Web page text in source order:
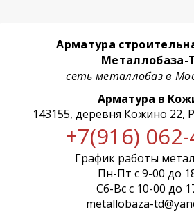
Арматура
Металлобаза-
сеть металлобаз в
Арматура в
143155, деревня Кожино 22,
+7(916)
График работы
Пн-Пт с 9-00 до
Сб-Вс с 10-00 до
metallobaza-